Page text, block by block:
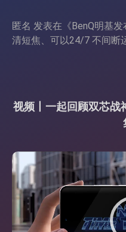
匿名 发表在《BenQ明基
清短焦、可以24/7 不间断
视频丨一起回顾双芯战
视
频
播
放